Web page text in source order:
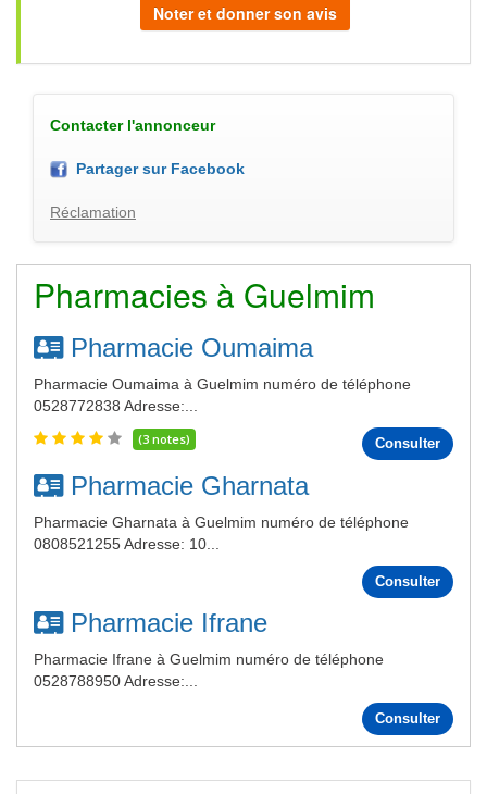
Noter et donner son avis
Contacter l'annonceur
Partager sur Facebook
Réclamation
Pharmacies à Guelmim
Pharmacie Oumaima
Pharmacie Oumaima à Guelmim numéro de téléphone
0528772838 Adresse:...
(3 notes) Consulter
Pharmacie Gharnata
Pharmacie Gharnata à Guelmim numéro de téléphone
0808521255 Adresse: 10...
Consulter
Pharmacie Ifrane
Pharmacie Ifrane à Guelmim numéro de téléphone
0528788950 Adresse:...
Consulter